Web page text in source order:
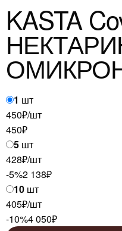
KASTA
1 шт
450₽/шт
450₽
5 шт
428₽/шт
-5%2 138₽
10 шт
405₽/шт
-10%4 050₽